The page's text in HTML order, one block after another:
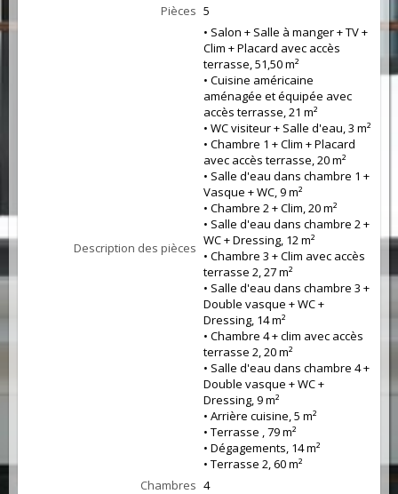
Pièces 5
Description des pièces
• Salon + Salle à manger + TV +
Clim + Placard avec accès
terrasse, 51,50 m²
• Cuisine américaine
aménagée et équipée avec
accès terrasse, 21 m²
• WC visiteur + Salle d'eau, 3 m²
• Chambre 1 + Clim + Placard
avec accès terrasse, 20 m²
• Salle d'eau dans chambre 1 +
Vasque + WC, 9 m²
• Chambre 2 + Clim, 20 m²
• Salle d'eau dans chambre 2 +
WC + Dressing, 12 m²
• Chambre 3 + Clim avec accès
terrasse 2, 27 m²
• Salle d'eau dans chambre 3 +
Double vasque + WC +
Dressing, 14 m²
• Chambre 4 + clim avec accès
terrasse 2, 20 m²
• Salle d'eau dans chambre 4 +
Double vasque + WC +
Dressing, 9 m²
• Arrière cuisine, 5 m²
• Terrasse , 79 m²
• Dégagements, 14 m²
• Terrasse 2, 60 m²
Chambres 4